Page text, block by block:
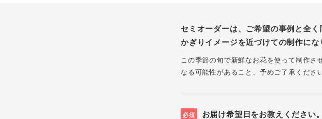
セミオーダーは、ご希望の事例と全
かぎりイメージを近づけての制作にな
この季節の旬で新鮮なお花を使って制作さ
なる可能性があること、予めご了承くださ
必須 お届け希望日をお教えください。